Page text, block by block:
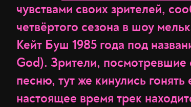
чувствами своих зрителей,
четвёртого сезона в шоу
Кейт Буш 1985 года под
God). Зрители,
песню, тут же кинулись
настоящее время трек